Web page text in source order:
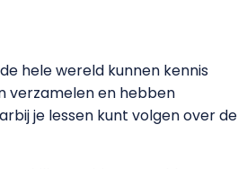
hele wereld kunnen kennis
verzamelen en hebben
je lessen kunt volgen over de